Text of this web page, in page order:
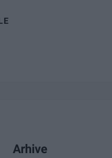
Arhive